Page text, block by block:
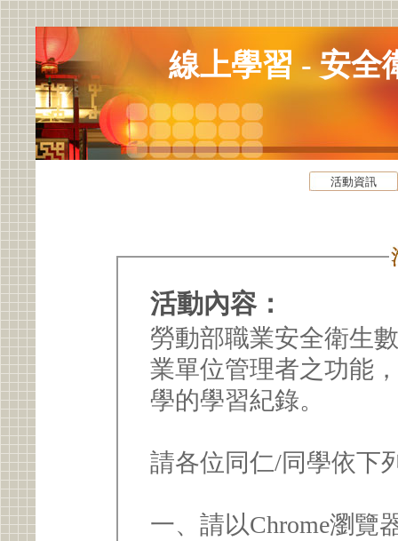
線上學習 - 安全
活動資訊
活動內容：
勞動部職業安全衛生
業單位管理者之功能
學的學習紀錄。
請各位同仁/同學依下
一、請以Chrome瀏覽